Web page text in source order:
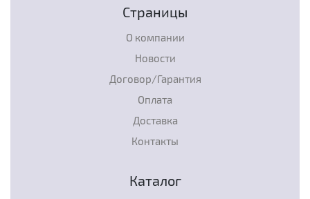
Страницы
О компании
Новости
Договор/Гарантия
Оплата
Доставка
Контакты
Каталог